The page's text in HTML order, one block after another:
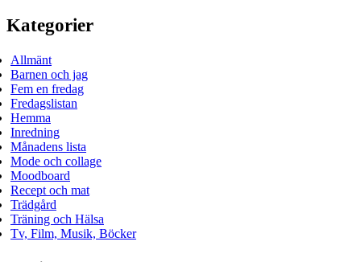
Kategorier
Allmänt
Barnen och jag
Fem en fredag
Fredagslistan
Hemma
Inredning
Månadens lista
Mode och collage
Moodboard
Recept och mat
Trädgård
Träning och Hälsa
Tv, Film, Musik, Böcker